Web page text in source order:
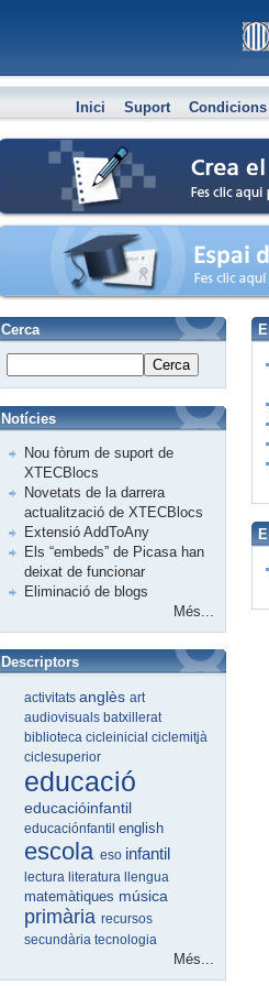
Inici Suport
Crea el teu bloc
Espai de proves
Cerca
Cerca
Notícies
Nou fòrum de suport de
XTECBlocs
Novetats de la darrera
actualització de XTECBlocs
Extensió AddToAny
Els “embeds” de Picasa han
deixat de funcionar
Eliminació de blogs
Més...
Descriptors
activitatsanglèsart
audiovisualsbatxillerat
bibliotecacicleinicialciclemitjà
ciclesuperior
educació
educacióinfantil
educaciónfantilenglish
escolaeso infantil
lecturaliteraturallengua
matemàtiques música
primàriarecursos
secundàriatecnologia
Més...